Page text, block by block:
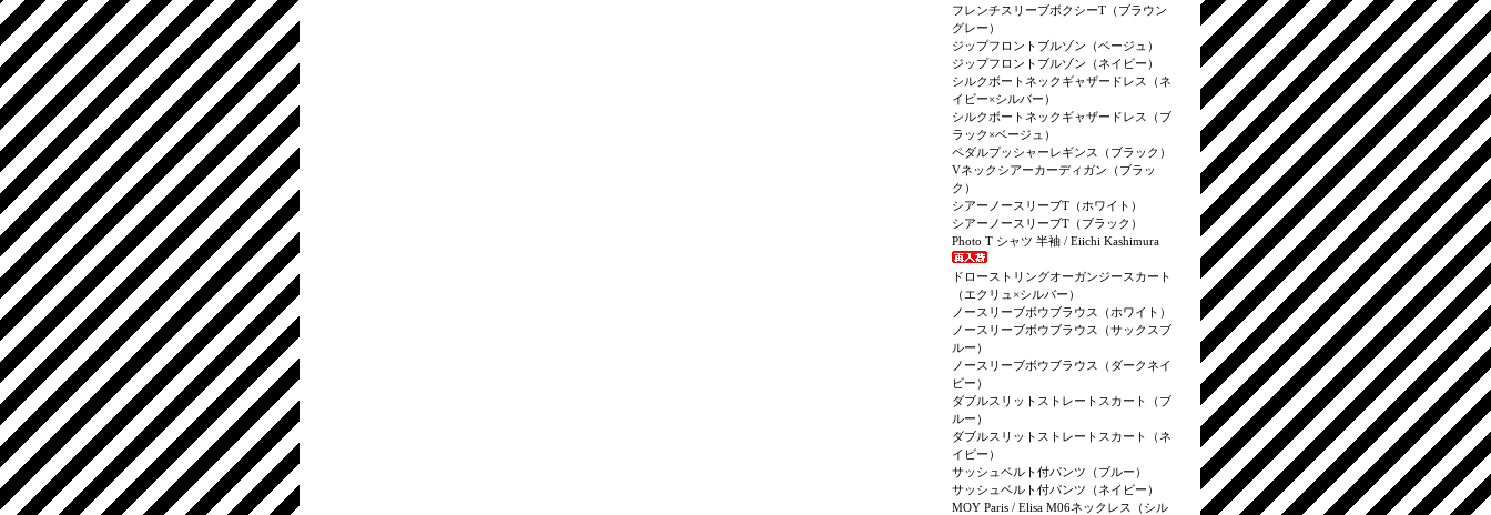
フレンチスリーブボクシーT（ブラウン
グレー）
ジップフロントブルゾン（ベージュ）
ジップフロントブルゾン（ネイビー）
シルクボートネックギャザードレス（ネ
イビー×シルバー）
シルクボートネックギャザードレス（ブ
ラック×ベージュ）
ペダルプッシャーレギンス（ブラック）
Vネックシアーカーディガン（ブラッ
ク）
シアーノースリーブT（ホワイト）
シアーノースリーブT（ブラック）
Photo T シャツ 半袖 / Eiichi Kashimura
ドローストリングオーガンジースカート
（エクリュ×シルバー）
ノースリーブボウブラウス（ホワイト）
ノースリーブボウブラウス（サックスブ
ルー）
ノースリーブボウブラウス（ダークネイ
ビー）
ダブルスリットストレートスカート（ブ
ルー）
ダブルスリットストレートスカート（ネ
イビー）
サッシュベルト付パンツ（ブルー）
サッシュベルト付パンツ（ネイビー）
MOY Paris / Elisa M06ネックレス（シル